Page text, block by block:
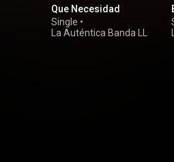
Que Necesidad
Single •
La Auténtica Banda LL